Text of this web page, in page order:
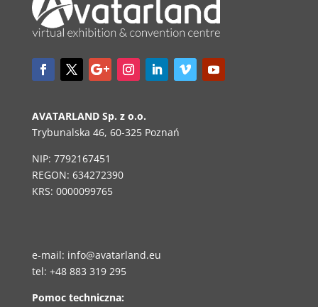
AVATARLAND Sp. z o.o.
Trybunalska 46, 60-325 Poznań
NIP: 7792167451
REGON: 634272390
KRS: 0000099765
e-mail: info@avatarland.eu
tel: +48 883 319 295
Pomoc techniczna: